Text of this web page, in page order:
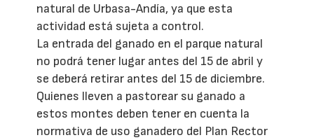
natural de Urbasa-Andía, ya que esta
actividad está sujeta a control.
La entrada del ganado en el parque natural
no podrá tener lugar antes del 15 de abril y
se deberá retirar antes del 15 de diciembre.
Quienes lleven a pastorear su ganado a
estos montes deben tener en cuenta la
normativa de uso ganadero del Plan Rector